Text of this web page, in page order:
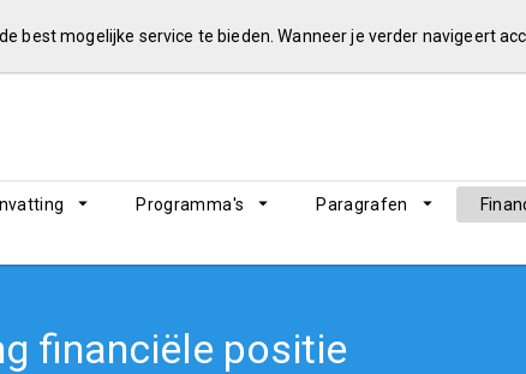
best mogelijke service te bieden. Wanneer je verder navigeert
Programma's Paragrafen
financiële positie